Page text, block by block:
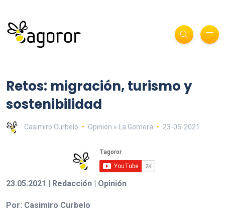
Retos: migración, turismo y
sostenibilidad
Casimiro Curbelo Opinión » La Gomera 23-05-2021
23.05.2021 | Redacción | Opinión
Por: Casimiro Curbelo